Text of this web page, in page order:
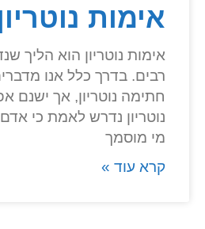
אימות
אימות נוטריון הוא הליך
רבים. בדרך כלל אנו
חתימה נוטריון, אך ישנם
נוטריון נדרש לאמת כי
מי מוסמך
קרא עוד »